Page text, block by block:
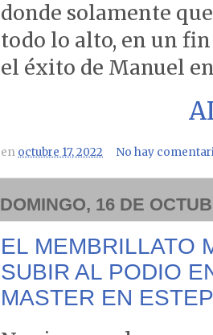
donde solamente
todo lo alto, en un
el éxito de Manuel
en octubre 17, 2022 No hay
DOMINGO, 16 DE
EL MEMBRILLATO
SUBIR AL PODIO
MASTER EN